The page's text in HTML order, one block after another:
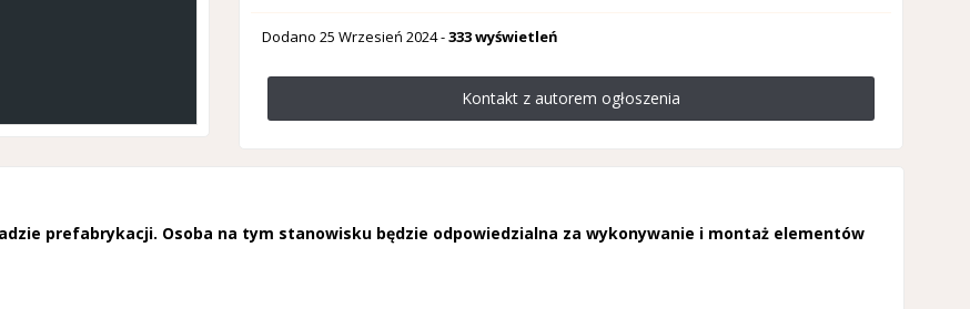
Dodano25 Wrzesień 2024-333 wyświetleń
Kontakt z autorem ogłoszenia
prefabrykacji. Osoba na tym stanowisku będzie odpowiedzialna za wykonywanie i montaż elementów